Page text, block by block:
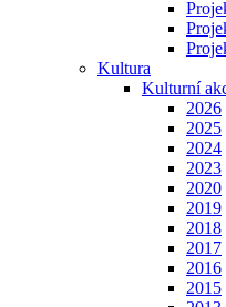
Kultura
Kulturní
2026
2025
2024
2023
2020
2019
2018
2017
2016
2015